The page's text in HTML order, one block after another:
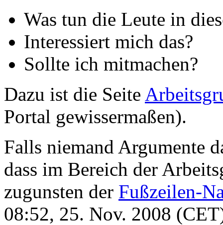
Was tun die Leute in
Interessiert mich das?
Sollte ich mitmachen?
Dazu ist die Seite
Portal gewissermaßen).
Falls niemand Argumente
dass im Bereich der
zugunsten der Fußzeilen-
08:52, 25. Nov. 2008